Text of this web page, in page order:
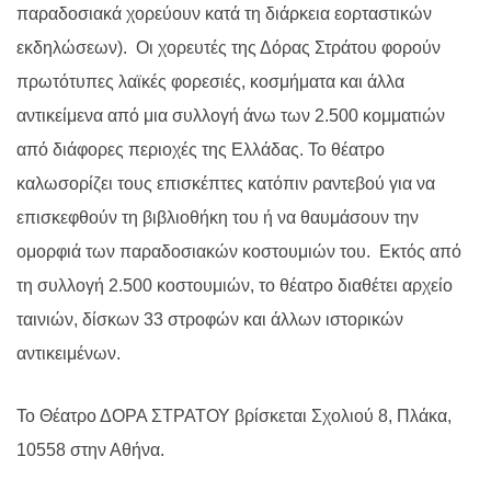
παραδοσιακά χορεύουν κατά τη διάρκεια εορταστικών
εκδηλώσεων). Οι χορευτές της Δόρας Στράτου φορούν
πρωτότυπες λαϊκές φορεσιές, κοσμήματα και άλλα
αντικείμενα από μια συλλογή άνω των 2.500 κομματιών
από διάφορες περιοχές της Ελλάδας. Το θέατρο
καλωσορίζει τους επισκέπτες κατόπιν ραντεβού για να
επισκεφθούν τη βιβλιοθήκη του ή να θαυμάσουν την
ομορφιά των παραδοσιακών κοστουμιών του. Εκτός από
τη συλλογή 2.500 κοστουμιών, το θέατρο διαθέτει αρχείο
ταινιών, δίσκων 33 στροφών και άλλων ιστορικών
αντικειμένων.
Το Θέατρο ΔΟΡΑ ΣΤΡΑΤΟΥ βρίσκεται Σχολιού 8, Πλάκα,
10558 στην Αθήνα.